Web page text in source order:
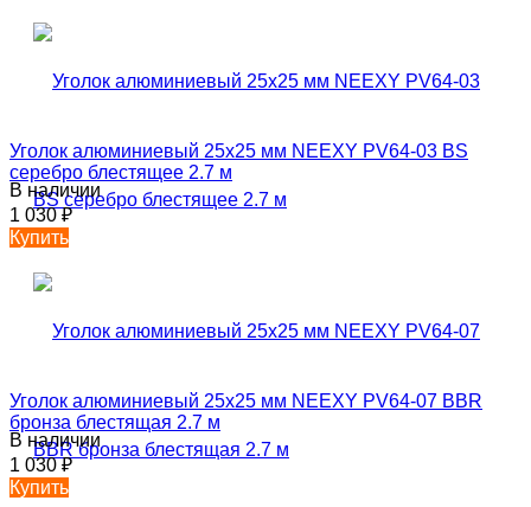
Уголок алюминиевый 25х25 мм NEEXY PV64-03 BS
серебро блестящее 2.7 м
В наличии
1 030₽
Купить
Уголок алюминиевый 25х25 мм NEEXY PV64-07 BBR
бронза блестящая 2.7 м
В наличии
1 030₽
Купить